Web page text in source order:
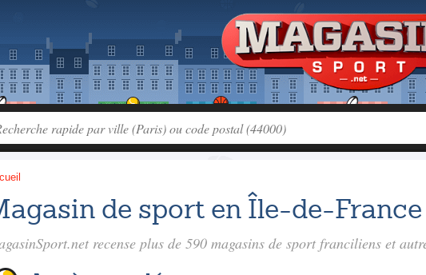
de sport en Île-de-France
recense plus de 590 magasins de sport franciliens et